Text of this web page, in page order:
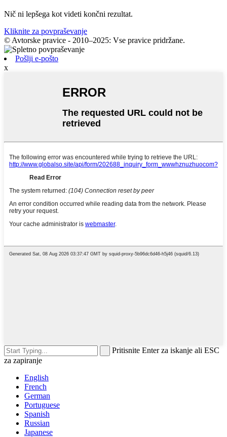
Nič ni lepšega kot videti končni rezultat.
Kliknite za povpraševanje
© Avtorske pravice - 2010–2025: Vse pravice pridržane.
Pošlji e-pošto
x
Pritisnite Enter za iskanje ali ESC
za zapiranje
English
French
German
Portuguese
Spanish
Russian
Japanese